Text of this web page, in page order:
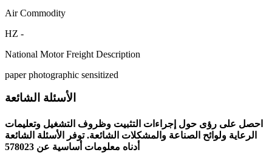
Air Commodity
HZ -
National Motor Freight Description
paper photographic sensitized
الأسئلة الشائعة
احصل على رؤى حول إجراءات التثبيت وظروف التشغيل وتعليمات
الرعاية ولوائح الصناعة والمشكلات الشائعة. توفر الأسئلة الشائعة
أدناه معلومات أساسية عن 578023